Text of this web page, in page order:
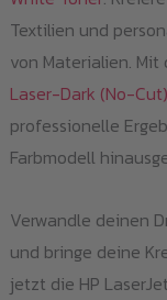
Textilien und
von Materialien. Mit
Laser-Dark (No-
professionelle
Farbmodell
Verwandle deinen
und bringe deine
jetzt die HP